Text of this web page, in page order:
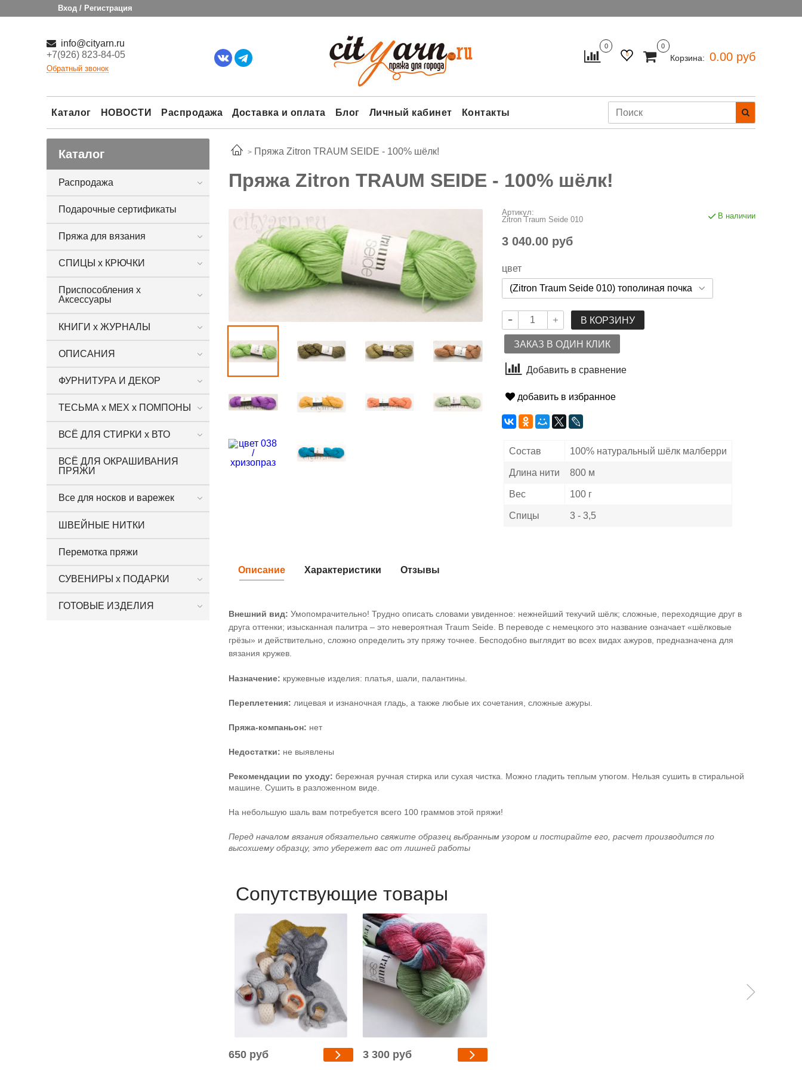
Вход / Регистрация
info@cityarn.ru
+7(926) 823-84-05
Обратный звонок
0
0
0
Корзина: 0.00 руб
Каталог НОВОСТИ Распродажа Доставка и оплата Блог Личный кабинет Контакты
Пряжа Zitron TRAUM SEIDE - 100% шёлк!
Пряжа Zitron TRAUM SEIDE - 100% шёлк!
Артикул:
Zitron Traum Seide 010
В наличии
3 040.00 руб
цвет
В КОРЗИНУ
ЗАКАЗ В ОДИН КЛИК
Добавить в сравнение
добавить в избранное
Состав 100% натуральный шёлк малберри
Длина нити 800 м
Вес 100 г
Спицы 3 - 3,5
Описание
Внешний вид: Умопомрачительно! Трудно описать словами увиденное: нежнейший текучий шёлк; сложные, переходящие друг в
друга оттенки; изысканная палитра – это невероятная Traum Seide . В переводе с немецкого это название означает «шёлковые
грёзы» и действительно, сложно определить эту пряжу точнее. Бесподобно выглядит во всех видах ажуров, предназначена для
вязания кружев.
Назначение: кружевные изделия: платья, шали, палантины.
Переплетения: лицевая и изнаночная гладь, а также любые их сочетания, сложные ажуры.
Пряжа-компаньон: нет
Недостатки: не выявлены
Рекомендации по уходу: бережная ручная стирка или сухая чистка. Можно гладить теплым утюгом. Нельзя сушить в стиральной
машине. Сушить в разложенном виде.
На небольшую шаль вам потребуется всего 100 граммов этой пряжи!
Перед началом вязания обязательно свяжите образец выбранным узором и постирайте его, расчет производится по
высохшему образцу, это убережет вас от лишней работы
Характеристики Отзывы
Сопутствующие товары
650 руб 3 300 руб
Каталог
Распродажа
Подарочные сертификаты
Пряжа для вязания
СПИЦЫ х КРЮЧКИ
Приспособления х
Аксессуары
КНИГИ х ЖУРНАЛЫ
ОПИСАНИЯ
ФУРНИТУРА И ДЕКОР
ТЕСЬМА х МЕХ х ПОМПОНЫ
ВСЁ ДЛЯ СТИРКИ х ВТО
ВСЁ ДЛЯ ОКРАШИВАНИЯ
ПРЯЖИ
Все для носков и варежек
ШВЕЙНЫЕ НИТКИ
Перемотка пряжи
СУВЕНИРЫ х ПОДАРКИ
ГОТОВЫЕ ИЗДЕЛИЯ